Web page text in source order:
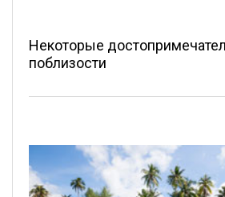
Некоторые
поблизости